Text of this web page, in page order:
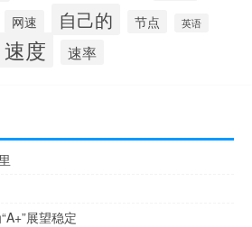
网速 自己的 节点 英语
速度 速率
展望稳定